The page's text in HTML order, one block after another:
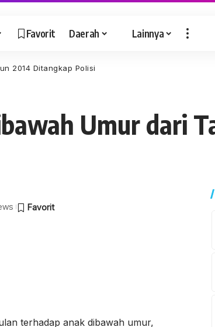
Favorit Daerah Lainnya
2014 Ditangkap Polisi
Umur dari
terhadap anak dibawah umur,